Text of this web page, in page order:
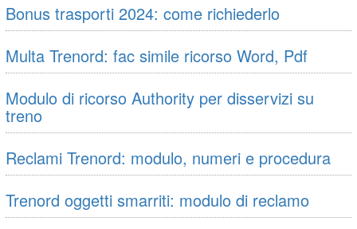
Bonus trasporti 2024: come richiederlo
Multa Trenord: fac simile ricorso Word, Pdf
Modulo di ricorso Authority per disservizi su
treno
Reclami Trenord: modulo, numeri e procedura
Trenord oggetti smarriti: modulo di reclamo